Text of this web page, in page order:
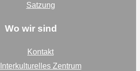
Satzung
Wo wir sind
Kontakt
Interkulturelles Zentrum